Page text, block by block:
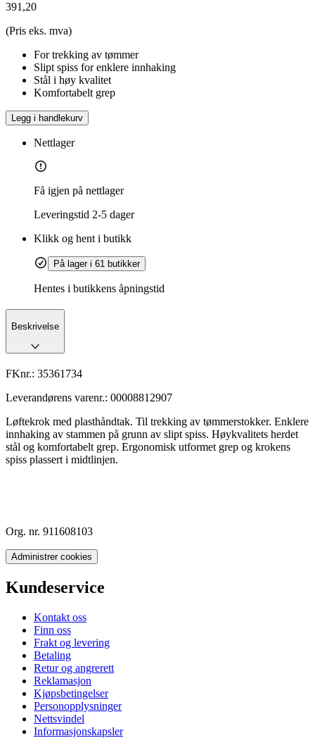
391,20
(Pris eks. mva)
For trekking av tømmer
Slipt spiss for enklere innhaking
Stål i høy kvalitet
Komfortabelt grep
Legg i handlekurv
Nettlager
Få igjen på nettlager
Leveringstid 2-5 dager
Klikk og hent i butikk
På lager i 61 butikker
Hentes i butikkens åpningstid
Beskrivelse
FKnr.: 35361734
Leverandørens varenr.: 00008812907
Løftekrok med plasthåndtak. Til trekking av tømmerstokker. Enklere
innhaking av stammen på grunn av slipt spiss. Høykvalitets herdet
stål og komfortabelt grep. Ergonomisk utformet grep og krokens
spiss plassert i midtlinjen.
Org. nr. 911608103
Administrer cookies
Kundeservice
Kontakt oss
Finn oss
Frakt og levering
Betaling
Retur og angrerett
Reklamasjon
Kjøpsbetingelser
Personopplysninger
Nettsvindel
Informasjonskapsler